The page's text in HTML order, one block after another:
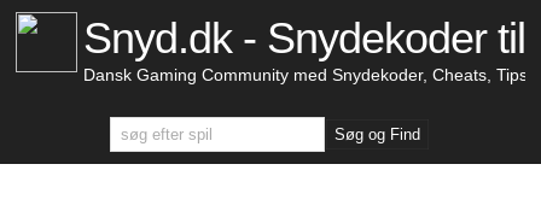
Snyd.dk - Snydekoder til
Dansk Gaming Community med Snydekoder, Cheats, Tips